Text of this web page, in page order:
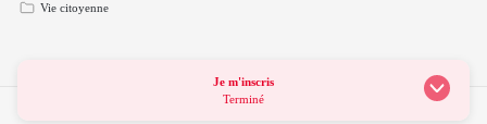
Vie citoyenne
Je m'inscris
Terminé